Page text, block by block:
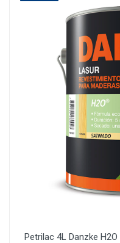
Petrilac 4L Danzke